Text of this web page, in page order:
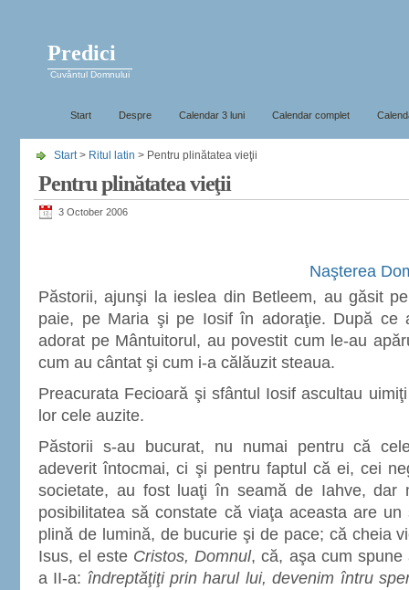
Predici
Cuvântul Domnului
Start Despre Calendar 3 luni Calendar complet
Start> Ritul latin > Pentru plinătatea vieţii
Pentru plinătatea vieţii
3 October 2006
Naşterea
Păstorii, ajunşi la ieslea din Betleem, au găsit
paie, pe Maria şi pe Iosif în adoraţie. După ce
adorat pe Mântuitorul, au povestit cum le-au
cum au cântat şi cum i-a călăuzit steaua.
Preacurata Fecioară şi sfântul Iosif ascultau
lor cele auzite.
Păstorii s-au bucurat, nu numai pentru că
adeverit întocmai, ci şi pentru faptul că ei, cei
societate, au fost luaţi în seamă de Iahve, dar
posibilitatea să constate că viaţa aceasta are
plină de lumină, de bucurie şi de pace; că cheia
Isus, el este Cristos, Domnul, că, aşa cum spune
a II-a: îndreptăţiţi prin harul lui, devenim întru